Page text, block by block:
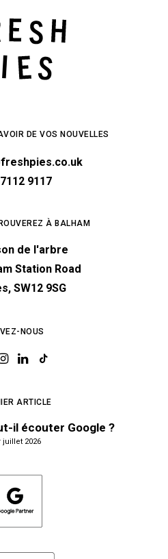
DE VOS NOUVELLES
9117
À BALHAM
de l'arbre
Station Road
SW12 9SG
NOUS
ARTICLE
il écouter Google ?
juillet 2026